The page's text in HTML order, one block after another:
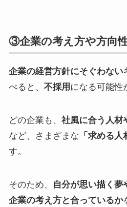
③企業の考え方や方向
企業の経営方針にそぐわない
べると、 不採用 になる可能性
どの企業も、 社風に合う人材
など、さまざまな 「求める人
す。
そのため、
自分が思い描く夢
企業の考え方と合っているか